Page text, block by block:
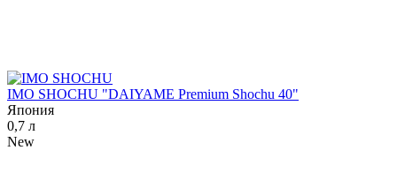
IMO SHOCHU "DAIYAME Premium Shochu 40"
Япония
0,7 л
New